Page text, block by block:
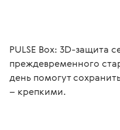
PULSE Box: 3D-защита
преждевременного
день помогут
– крепкими.